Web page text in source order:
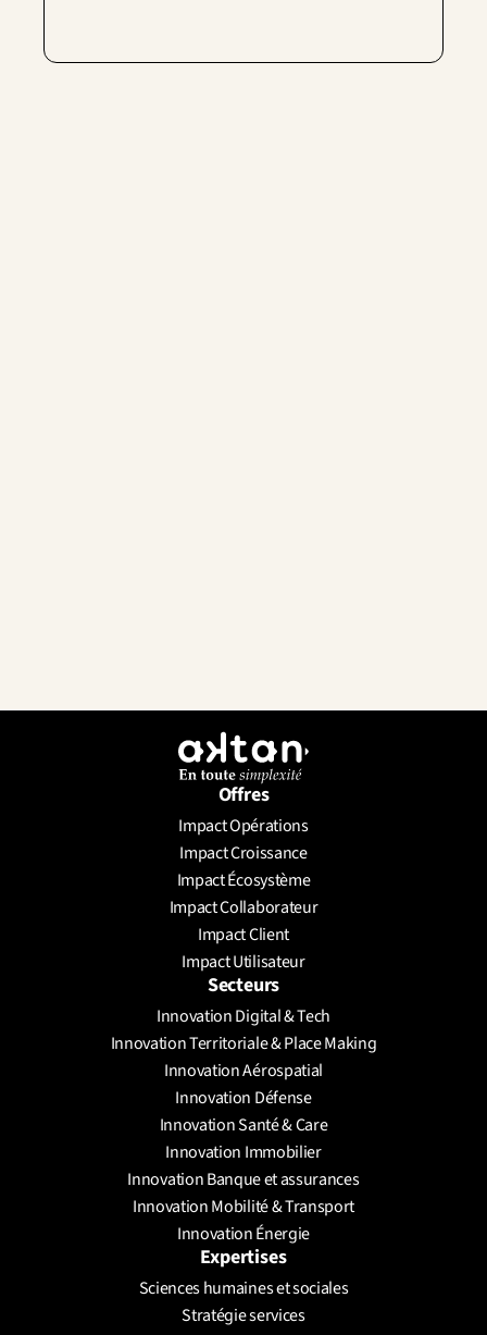
Envoyer un message
Prendre un rendez-vous
Offres
Impact Opérations
Impact Croissance
Impact Écosystème
Impact Collaborateur
Impact Client
Impact Utilisateur
Secteurs
Innovation Digital & Tech
Innovation Territoriale & Place Making
Innovation Aérospatial
Innovation Défense
Innovation Santé & Care
Innovation Immobilier
Innovation Banque et assurances
Innovation Mobilité & Transport
Innovation Énergie
Expertises
Sciences humaines et sociales
Stratégie services